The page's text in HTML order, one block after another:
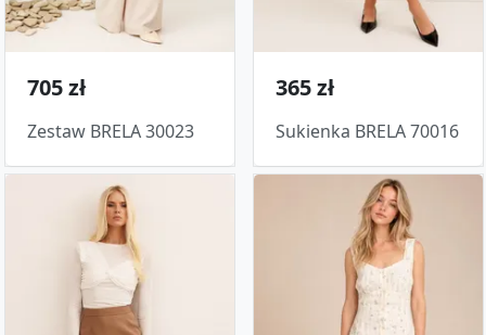
705 zł
Zestaw BRELA 30023
365 zł
Sukienka BRELA 70016